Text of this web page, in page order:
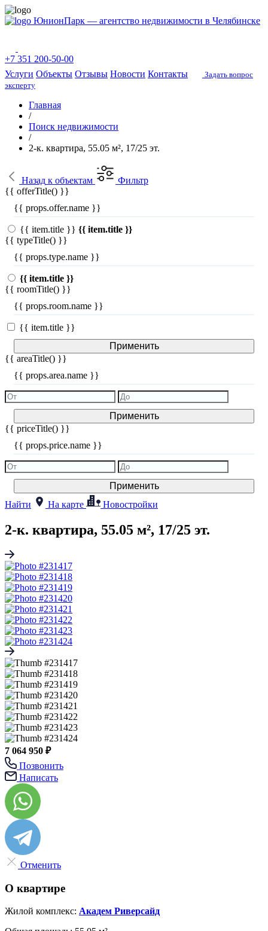
ЮнионПарк — агентство недвижимости в Челябинске
+7 351 200-50-00
Услуги Объекты Отзывы Новости Контакты
Задать вопрос
эксперту
Главная
/
Поиск недвижимости
/
2-к. квартира, 55.05 м², 17/25 эт.
Назад к объектам
Фильтр
{{ offerTitle() }}
{{ props.offer.name }}
{{ item.title }} {{ item.title }}
{{ typeTitle() }}
{{ props.type.name }}
{{ item.title }}
{{ roomTitle() }}
{{ props.room.name }}
{{ item.title }}
Применить
{{ areaTitle() }}
{{ props.area.name }}
Применить
{{ priceTitle() }}
{{ props.price.name }}
Применить
Найти
На карте Новостройки
2-к. квартира, 55.05 м², 17/25 эт.
7 064 950 ₽
Позвонить
Написать
Отменить
О квартире
Жилой комплекс: Академ Риверсайд